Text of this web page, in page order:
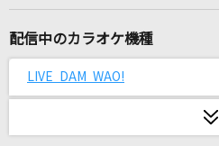
ニシエヒガシエ(ビデオク
[生音]蕾
配信中のカラオケ機種
LIVE DAM WAO!